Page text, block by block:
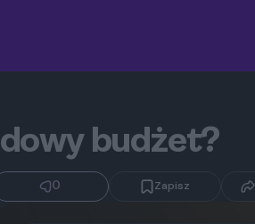
budżet?
0 Zapisz